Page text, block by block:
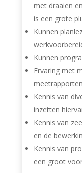
met draaien
is een grote
Kunnen
Kunnen
Ervaring met
Kennis van
inzetten
Kennis van
en de
Kennis van
een groot